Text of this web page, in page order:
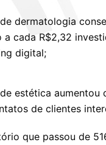
dermatologia
a cada R$2,32
digital;
estética aumentou
de clientes
que passou de